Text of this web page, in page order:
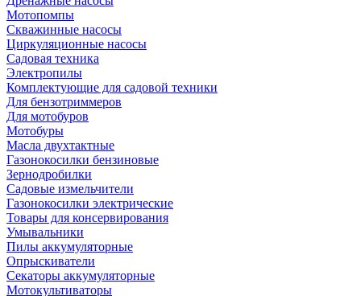
Мотопомпы
Скважинные насосы
Циркуляционные насосы
Садовая техника
Электропилы
Комплектующие для садовой техники
Для бензотриммеров
Для мотобуров
Мотобуры
Масла двухтактные
Газонокосилки бензиновые
Зернодробилки
Садовые измельчители
Газонокосилки электрические
Товары для консервирования
Умывальники
Пилы аккумуляторные
Опрыскиватели
Секаторы аккумуляторные
Мотокультиваторы